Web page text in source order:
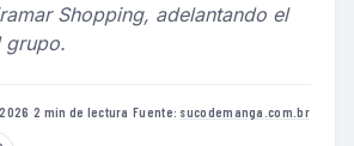
Shopping, adelantando el
grupo.
·2 min de lectura ·Fuente: sucodemanga.com.br